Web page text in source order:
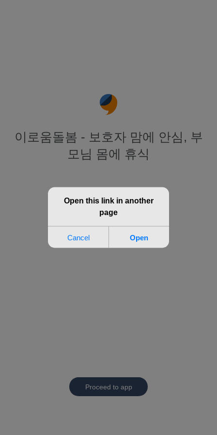
이로움돌봄 - 보호자 맘에 안심, 부
모님 몸에 휴식
Proceed to app